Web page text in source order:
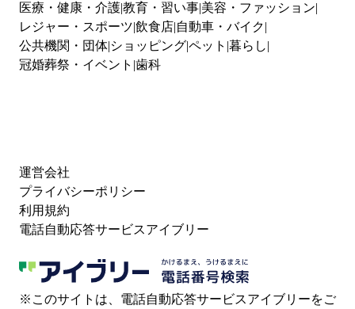
医療・健康・介護教育・習い事 美容・ファッション
レジャー・スポーツ 飲食店 自動車・バイク
公共機関・団体 ショッピングペット 暮らし
冠婚葬祭・イベント 歯科
運営会社
プライバシーポリシー
利用規約
電話自動応答サービスアイブリー
※このサイトは、電話自動応答サービスアイブリーをご